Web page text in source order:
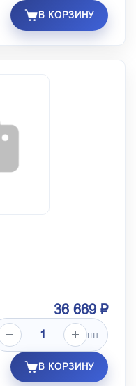
В КОРЗИНУ
36 669 ₽
шт.
В КОРЗИНУ